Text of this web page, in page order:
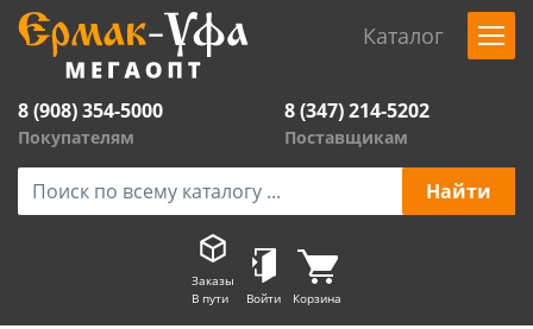
Каталог
8 (908) 354-5000
Покупателям
8 (347) 214-5202
Поставщикам
Заказы
В пути
Войти Корзина